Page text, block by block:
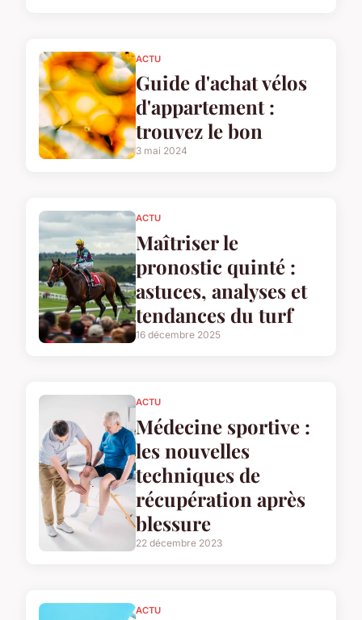
ACTU
Guide d'achat vélos
d'appartement :
trouvez le bon
3 mai 2024
ACTU
Maîtriser le
pronostic quinté :
astuces, analyses et
tendances du turf
16 décembre 2025
ACTU
Médecine sportive :
les nouvelles
techniques de
récupération après
blessure
22 décembre 2023
ACTU